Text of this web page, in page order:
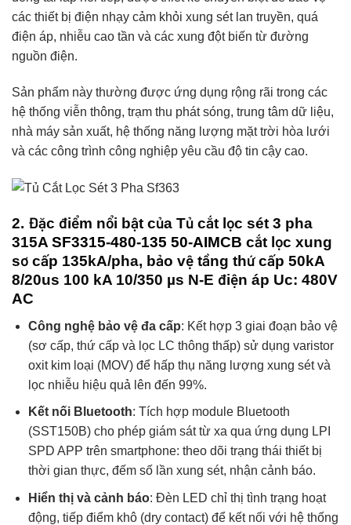
các thiết bị điện nhạy cảm khỏi xung sét lan truyền, quá
điện áp, nhiễu cao tần và các xung đột biến từ đường
nguồn điện.
Sản phẩm này thường được ứng dụng rộng rãi trong các
hệ thống viễn thông, trạm thu phát sóng, trung tâm dữ liệu,
nhà máy sản xuất, hệ thống năng lượng mặt trời hòa lưới
và các công trình công nghiệp yêu cầu độ tin cậy cao.
2. Đặc điểm nổi bật của Tủ cắt lọc sét 3 pha
315A SF3315-480-135 50-AIMCB cắt lọc xung
sơ cấp 135kA/pha, bảo vệ tầng thứ cấp 50kA
8/20us 100 kA 10/350 µs N-E điện áp Uc: 480V
AC
Công nghệ bảo vệ đa cấp: Kết hợp 3 giai đoạn bảo vệ
(sơ cấp, thứ cấp và lọc LC thông thấp) sử dụng varistor
oxit kim loại (MOV) để hấp thụ năng lượng xung sét và
lọc nhiễu hiệu quả lên đến 99%.
Kết nối Bluetooth: Tích hợp module Bluetooth
(SST150B) cho phép giám sát từ xa qua ứng dụng LPI
SPD APP trên smartphone: theo dõi trạng thái thiết bị
thời gian thực, đếm số lần xung sét, nhận cảnh báo.
Hiển thị và cảnh báo: Đèn LED chỉ thị tình trạng hoạt
động, tiếp điểm khô (dry contact) để kết nối với hệ thống